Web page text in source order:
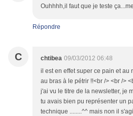
Ouhhhh,il faut que je teste
Répondre
C chtibea 09/03/2012 06:48
il est en effet super ce pain et au
au bras à le pétrir !!<br /> <br />
j'ai vu le titre de la newsletter, je
tu avais bien pu représenter un
technique ........^^ mais non il